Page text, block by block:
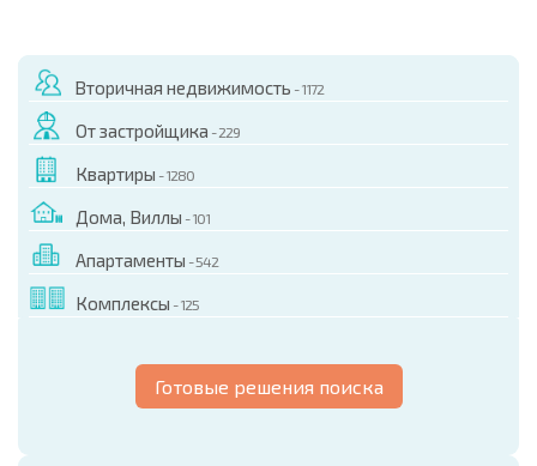
Вторичная недвижимость - 1172
От застройщика - 229
Квартиры - 1280
Дома, Виллы - 101
Апартаменты - 542
Комплексы - 125
Готовые решения поиска